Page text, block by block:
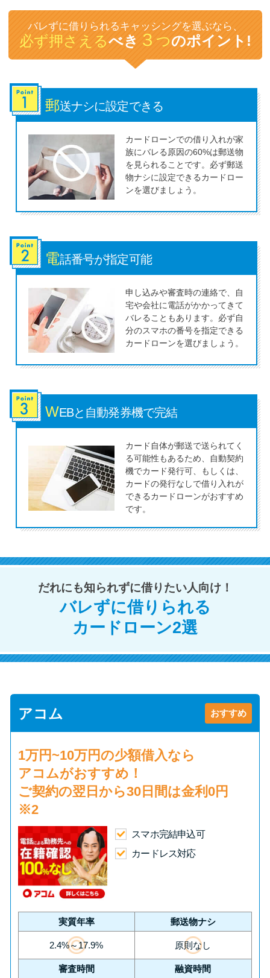
の理由
無利息期間を利用して利息0円で
お金を借りる3つのポイント
種類・特徴別一覧
その他コラム
今月の家賃払えない…2ヵ月目に
は解決しないと危険な理由と対
処法3つ
家賃払えないが強制退去は避け
たい…市役所に相談より賢い方
街金とは？絶対審査通る？借金
に悩む人へ街金をおすすめしな
い理由
やシステムをカードローンと比
較
未成年でもお金を借りられる？
学生がお金を借りる方法があ
る？
学生がお金を借りる方法は？親
へのバレにくさや将来への影響
ソフト闇金とは？悪質な手口に
は要注意！
090金融（闇金）からお金を借り
てはいけない理由と借りた場合
申し込みブラックとは?判断の目
安や審査に通らない理由
ブラックでもお金を借りるに
は？3つの判断基準と工面法
る？ 自分がブラックか確かめる
方法
アコムとレイクどっちがいい
の？ カードローンの選び方を徹
底解説！
プロミスの返済方法を徹底解
説！ もっとも便利でお得な返済
バレずに借りられるキャッシングを選ぶなら、
必ず押さえるべき ３ つのポイント!
郵送ナシに設定できる
カードローンでの借り入れが家
族にバレる原因の60%は郵送物
を見られることです。必ず郵送
物ナシに設定できるカードロー
ンを選びましょう。
電話番号が指定可能
申し込みや審査時の連絡で、自
宅や会社に電話がかかってきて
バレることもあります。必ず自
分のスマホの番号を指定できる
カードローンを選びましょう。
WEBと自動発券機で完結
カード自体が郵送で送られてく
る可能性もあるため、自動契約
機でカード発行可、もしくは、
カードの発行なしで借り入れが
できるカードローンがおすすめ
です。
だれにも知られずに借りたい人向け！
バレずに借りられる
カードローン2選
アコム おすすめ
1万円~10万円の少額借入なら
アコムがおすすめ！
ご契約の翌日から30日間は金利0円
※2
スマホ完結申込可
カードレス対応
実質年率 郵送物ナシ
2.4%～17.9% 原則なし
審査時間 融資時間